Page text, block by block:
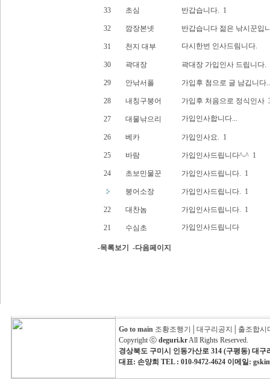
33 초심 반갑습니다. 1
32 깜장본넷 반갑습니다 젊은 낚시꾼입
31 천지 대부 다시한번 인사드림니다.
30 곽대장 곽대장 가입인사 드립니다.
29 안낚서폴 가입후 첨으로 글 남깁니다..
28 내칭구붕어 가입후 처음으로 정식인사
27 대물낚으리 가입인사합니다...
26 베카 가입인사요. 1
25 바람 가입인사드립니다^-^ 1
24 초보민물꾼 가입인사드립니다. 1
붕어소장 가입인사드립니다. 1
22 대찬놈 가입인사드립니다. 1
21 수심초 가입인사드립니다
-목록보기 -다음페이지
Go to main 조황조행기 대구리공지
출조합시
Copyright ⓒ deguri.krAll Rights Reserved.
경상북도 구미시 인동가산로 314 (구평동) 대구
대표: 손양희 TEL : 010-9472-4624 이메일: